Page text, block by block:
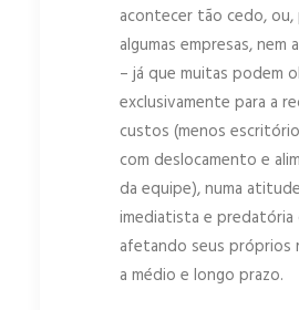
acontecer tão cedo, ou,
algumas empresas, nem
– já que muitas podem
exclusivamente para a
custos (menos
com deslocamento e
da equipe), numa atitude
imediatista e predatória
afetando seus próprios
a médio e longo prazo.